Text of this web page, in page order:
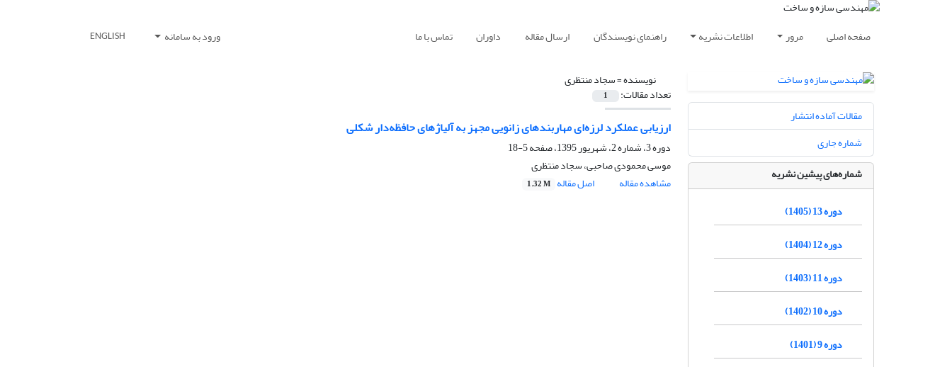
صفحه اصلی مرور اطلاعات نشریه راهنمای نویسندگان ارسال مقاله داوران تماس با ما ورود به سامانه ENGLISH
نویسنده =سجاد منتظری
تعداد مقالات: 1
ارزیابی عملکرد لرزه‌ای مهاربندهای زانویی مجهز به آلیاژهای حافظه‌دار شکلی
دوره 3، شماره 2، شهریور 1395، صفحه
5-18
موسی محمودی صاحبی، سجاد منتظری
مشاهده مقاله
اصل مقاله 1.32 M
مقالات آماده انتشار
شماره جاری
شماره‌های پیشین نشریه
دوره 13 (1405)
دوره 12 (1404)
دوره 11 (1403)
دوره 10 (1402)
دوره 9 (1401)